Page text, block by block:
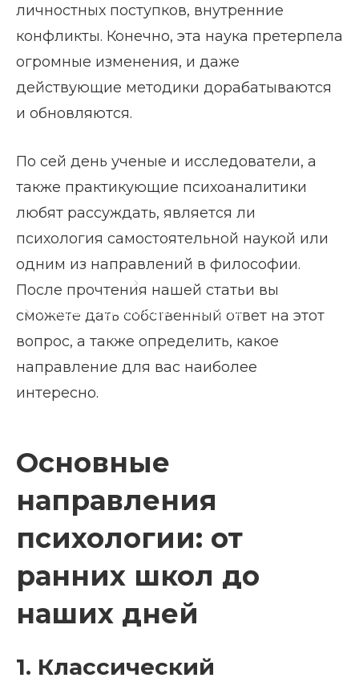
Основные направления психологии
личностных поступков, внутренние
конфликты. Конечно, эта наука претерпела
огромные изменения, и даже
действующие методики дорабатываются
и обновляются.
По сей день ученые и исследователи, а
также практикующие психоаналитики
любят рассуждать, является ли
психология самостоятельной наукой или
одним из направлений в философии.
После прочтения нашей статьи вы
сможете дать собственный ответ на этот
вопрос, а также определить, какое
направление для вас наиболее
интересно.
Основные
направления
психологии: от
ранних школ до
наших дней
1. Классический